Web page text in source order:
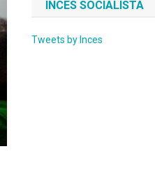
INCES SOCIALISTA
Tweets by Inces